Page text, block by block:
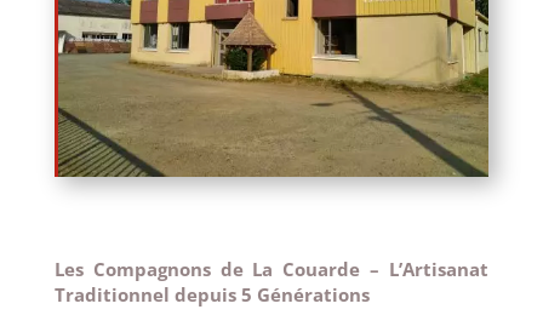
Les Compagnons de La Couarde – L’Artisanat
Traditionnel depuis 5 Générations